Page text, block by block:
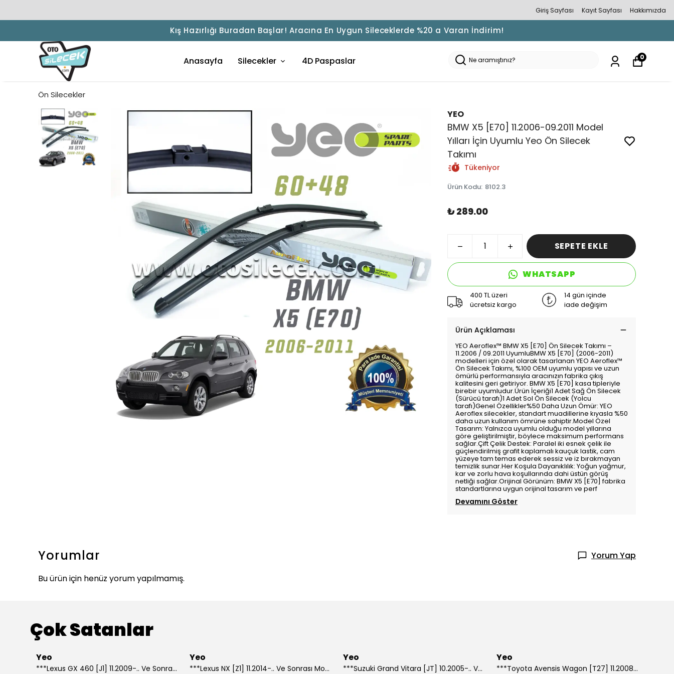
Giriş Sayfası Kayıt Sayfası Hakkımızda
Kış Hazırlığı Buradan Başlar! Aracına En Uygun Sileceklerde %20 a Varan İndirim!
Anasayfa Silecekler 4D Paspaslar 0
Ön Silecekler
YEO
BMW X5 [E70] 11.2006-09.2011 Model
Yılları İçin Uyumlu Yeo Ön Silecek
Takımı
Tükeniyor
Ürün Kodu: 8102.3
₺ 289.00
SEPETE EKLE
WHATSAPP
400 TL üzeri
ücretsiz kargo
14 gün içinde
iade değişim
Ürün Açıklaması
YEO Aeroflex™️ BMW X5 [E70] Ön Silecek Takımı –
11.2006 / 09.2011 UyumluBMW X5 [E70] (2006-2011)
modelleri için özel olarak tasarlanan YEO Aeroflex™️
Ön Silecek Takımı, %100 OEM uyumlu yapısı ve uzun
ömürlü performansıyla aracınızın fabrika çıkış
kalitesini geri getiriyor. BMW X5 [E70] kasa tipleriyle
birebir uyumludur.Ürün İçeriği1 Adet Sağ Ön Silecek
(Sürücü tarafı)1 Adet Sol Ön Silecek (Yolcu
tarafı)Genel Özellikler%50 Daha Uzun Ömür: YEO
Aeroflex silecekler, standart muadillerine kıyasla %50
daha uzun kullanım ömrüne sahiptir.Model Özel
Tasarım: Yalnızca uyumlu olduğu model yıllarına
göre geliştirilmiştir, böylece maksimum performans
sağlar.Çift Çelik Destek: Paralel iki esnek çelik ile
güçlendirilmiş grafit kaplamalı kauçuk lastik, cam
yüzeye tam temas ederek sessiz ve iz bırakmayan
temizlik sunar.Her Koşula Dayanıklılık: Yoğun yağmur,
kar ve zorlu hava koşullarında dahi üstün görüş
netliği sağlar.Orijinal Görünüm: BMW X5 [E70] fabrika
standartlarına uygun orijinal tasarım ve perf
Devamını Göster
Yorumlar
Yorum Yap
Bu ürün için henüz yorum yapılmamış.
Çok Satanlar
Yeo
***Lexus GX 460 [J1] 11.2009-.. Ve Sonrası Model Yılları İçin Uyumlu Yeo Arka Silecek
Yeo
***Lexus NX [Z1] 11.2014-.. Ve Sonrası Model Yılları İçin Uyumlu Yeo Arka Silecek
Yeo
***Suzuki Grand Vitara [JT] 10.2005-.. Ve Sonrası Model Yılları İçin Uyumlu Yeo Arka Silecek
Yeo
***Toyota Avensis Wagon [T27] 11.2008-.. Ve Sonrası Model Yılları İçin Uyumlu Yeo Arka Silecek